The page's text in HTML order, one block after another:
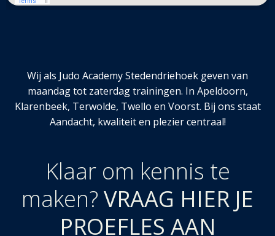
Wij als Judo Academy Stedendriehoek geven van
maandag tot zaterdag trainingen. In Apeldoorn,
Klarenbeek, Terwolde, Twello en Voorst. Bij ons staat
Aandacht, kwaliteit en plezier centraal!
Klaar om kennis te
maken? VRAAG HIER JE
PROEFLES AAN